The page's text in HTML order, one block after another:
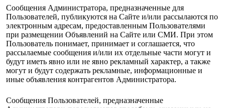
Сообщения Администратора, предназначенные для
Пользователей, публикуются на Сайте и/или рассылаются по
электронным адресам, предоставленным Пользователями
при размещении Объявлений на Сайте или СМИ. При этом
Пользователь понимает, принимает и соглашается, что
рассылаемые сообщения и/или их отдельные части могут и
будут иметь явно или не явно рекламный характер, а также
могут и будут содержать рекламные, информационные и
иные объявления контрагентов Администратора.
Сообщения Пользователей, предназначенные